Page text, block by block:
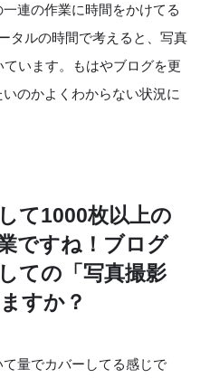
連の作業に時間をかけてる
タルの時間で考えると、写真
ています。もはやブログを更
のかよくわからない状況に
て1000枚以上の
ですね！ブログ
ての「写真撮影
すか？
量でカバーしてる感じで